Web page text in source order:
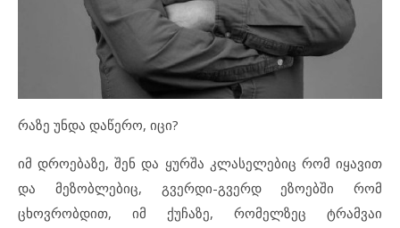
რაზე უნდა დაწერო, იცი?
იმ დროებაზე, შენ და ყურშა კლასელებიც რომ იყავით
და მეზობლებიც, გვერდი-გვერდ ეზოებში რომ
ცხოვრობდით, იმ ქუჩაზე, რომელზეც ტრამვაი